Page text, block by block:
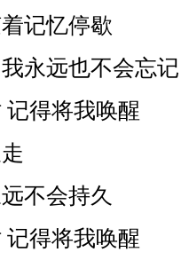
记忆停歇
永远也不会忘记
记得将我唤醒
不会持久
记得将我唤醒